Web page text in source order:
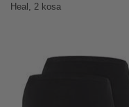
Heal, 2 kosa